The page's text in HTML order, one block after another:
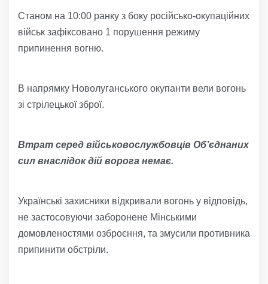
Станом на 10:00 ранку з боку російсько-окупаційних
військ зафіксовано 1 порушення режиму
припинення вогню.
В напрямку Новолуганського окупанти вели вогонь
зі стрілецької зброї.
Втрат серед військовослужбовців Об’єднаних
сил внаслідок дій ворога немає.
Українські захисники відкривали вогонь у відповідь,
не застосовуючи заборонене Мінськими
домовленостями озброєння, та змусили противника
припинити обстріли.